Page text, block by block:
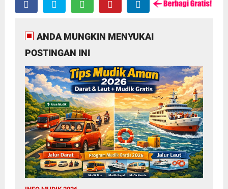
ANDA MUNGKIN MENYUKAI
POSTINGAN INI